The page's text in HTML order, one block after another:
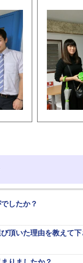
したか？
頂いた理由を教えて